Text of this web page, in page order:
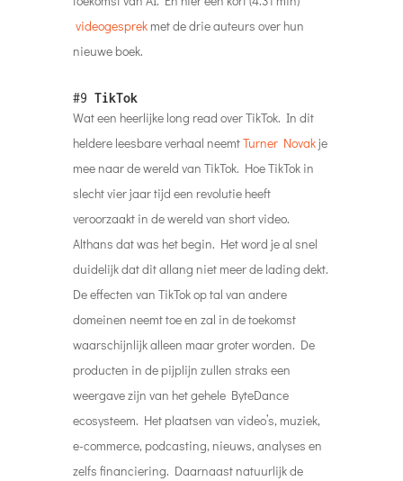
videogesprekmet de drie auteurs over hun
nieuwe boek.
#9 TikTok
Wat een heerlijke long read over TikTok. In dit
heldere leesbare verhaal neemtTurner Novakje
mee naar de wereld van TikTok. Hoe TikTok in
slecht vier jaar tijd een revolutie heeft
veroorzaakt in de wereld van short video.
Althans dat was het begin. Het word je al snel
duidelijk dat dit allang niet meer de lading dekt.
De effecten van TikTok op tal van andere
domeinen neemt toe en zal in de toekomst
waarschijnlijk alleen maar groter worden. De
producten in de pijplijn zullen straks een
weergave zijn van het gehele ByteDance
ecosysteem. Het plaatsen van video’s, muziek,
e-commerce, podcasting, nieuws, analyses en
zelfs financiering. Daarnaast natuurlijk de